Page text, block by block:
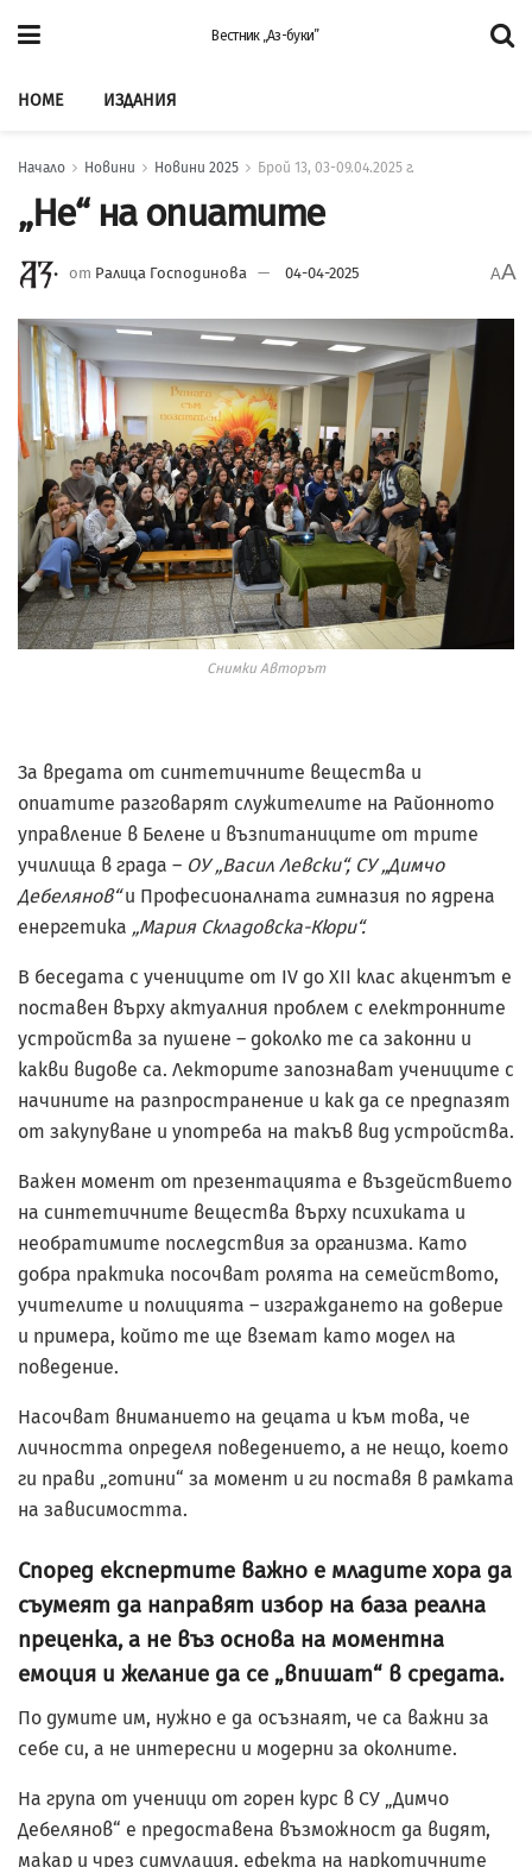
Вестник „Аз-буки”
HOME ИЗДАНИЯ
Начало Новини Новини 2025 Брой 13, 03-09.04.2025 г.
„Не“ на опиатите
от Ралица Господинова 04-04-2025 AA
Снимки Авторът
За вредата от синтетичните вещества и
опиатите разговарят служителите на Районното
управление в Белене и възпитаниците от трите
училища в града – ОУ „Васил Левски“, СУ „Димчо
Дебелянов“и Професионалната гимназия по ядрена
енергетика „Мария Складовска-Кюри“.
В беседата с учениците от IV до XII клас акцентът е
поставен върху актуалния проблем с електронните
устройства за пушене – доколко те са законни и
какви видове са. Лекторите запознават учениците с
начините на разпространение и как да се предпазят
от закупуване и употреба на такъв вид устройства.
Важен момент от презентацията е въздействието
на синтетичните вещества върху психиката и
необратимите последствия за организма. Като
добра практика посочват ролята на семейството,
учителите и полицията – изграждането на доверие
и примера, който те ще вземат като модел на
поведение.
Насочват вниманието на децата и към това, че
личността определя поведението, а не нещо, което
ги прави „готини“ за момент и ги поставя в рамката
на зависимостта.
Според експертите важно е младите хора да
съумеят да направят избор на база реална
преценка, а не въз основа на моментна
емоция и желание да се „впишат“ в средата.
По думите им, нужно е да осъзнаят, че са важни за
себе си, а не интересни и модерни за околните.
На група от ученици от горен курс в СУ „Димчо
Дебелянов“ е предоставена възможност да видят,
макар и чрез симулация, ефекта на наркотичните